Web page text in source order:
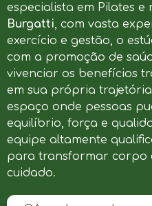
especialista em Pilates e
Burgatti, com vasta
exercício e gestão, o
com a promoção de
vivenciar os benefícios
em sua própria
espaço onde pessoas
equilíbrio, força e
equipe altamente
para transformar corpo
cuidado.